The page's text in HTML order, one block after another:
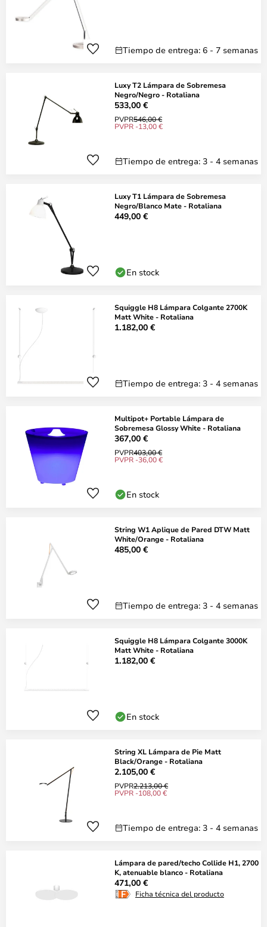
Tiempo de entrega: 6 - 7 semanas
Luxy T2 Lámpara de Sobremesa
Negro/Negro - Rotaliana
533,00 €
PVPR546,00 €
PVPR -13,00 €
Tiempo de entrega: 3 - 4 semanas
Luxy T1 Lámpara de Sobremesa
Negro/Blanco Mate - Rotaliana
449,00 €
En stock
Squiggle H8 Lámpara Colgante 2700K
Matt White - Rotaliana
1.182,00 €
Tiempo de entrega: 3 - 4 semanas
Multipot+ Portable Lámpara de
Sobremesa Glossy White - Rotaliana
367,00 €
PVPR403,00 €
PVPR -36,00 €
En stock
String W1 Aplique de Pared DTW Matt
White/Orange - Rotaliana
485,00 €
Tiempo de entrega: 3 - 4 semanas
Squiggle H8 Lámpara Colgante 3000K
Matt White - Rotaliana
1.182,00 €
En stock
String XL Lámpara de Pie Matt
Black/Orange - Rotaliana
2.105,00 €
PVPR2.213,00 €
PVPR -108,00 €
Tiempo de entrega: 3 - 4 semanas
Lámpara de pared/techo Collide H1, 2700
K, atenuable blanco - Rotaliana
471,00 €
Ficha técnica del producto